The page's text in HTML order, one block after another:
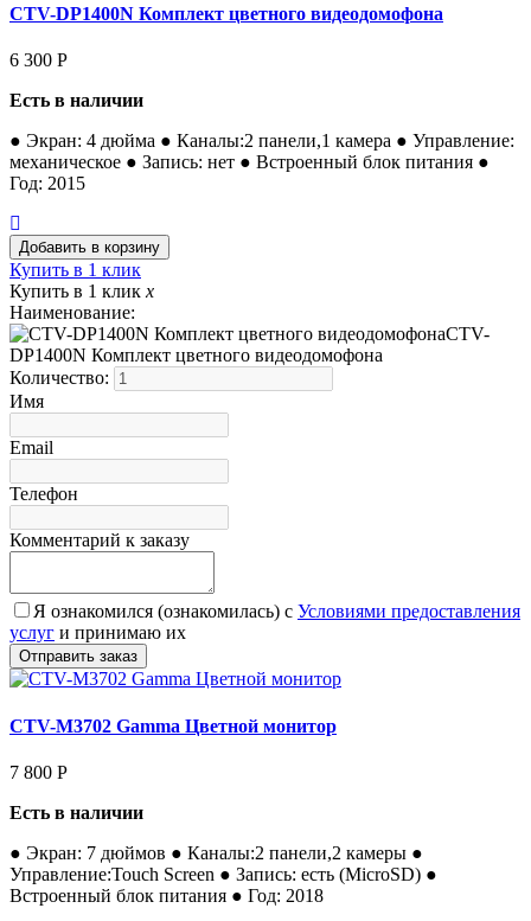
CTV-DP1400N Комплект цветного видеодомофона
6 300 Р
Есть в наличии
● Экран: 4 дюйма ● Каналы:2 панели,1 камера ● Управление:
механическое ● Запись: нет ● Встроенный блок питания ●
Год: 2015
Купить в 1 клик
Купить в 1 клик x
Наименование:
CTV-
DP1400N Комплект цветного видеодомофона
Количество:
Имя
Email
Телефон
Комментарий к заказу
Я ознакомился (ознакомилась) с Условиями предоставления
услуг и принимаю их
CTV-M3702 Gamma Цветной монитор
7 800 Р
Есть в наличии
● Экран: 7 дюймов ● Каналы:2 панели,2 камеры ●
Управление:Touch Screen ● Запись: есть (MicroSD) ●
Встроенный блок питания ● Год: 2018